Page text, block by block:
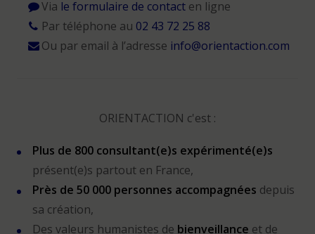
Via le formulaire de contacten ligne
Par téléphone au 02 43 72 25 88
Ou par email à l’adresse info@orientaction.com
ORIENTACTION c'est :
Plus de 800 consultant(e)s expérimenté(e)s
présent(e)s partout en France,
Près de 50 000 personnes accompagnées depuis
sa création,
Des valeurs humanistes de bienveillance et de